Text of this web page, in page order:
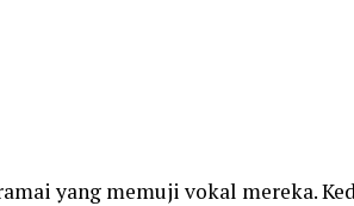
yang memuji vokal mereka.